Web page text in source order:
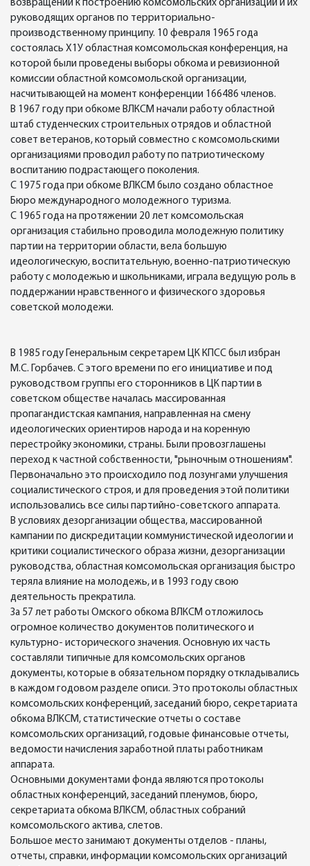
возвращении к построению комсомольских организаций и их
руководящих органов по территориально-
производственному принципу. 10 февраля 1965 года
состоялась Х1У областная комсомольская конференция, на
которой были проведены выборы обкома и ревизионной
комиссии областной комсомольской организации,
насчитывающей на момент конференции 166486 членов.
В 1967 году при обкоме ВЛКСМ начали работу областной
штаб студенческих строительных отрядов и областной
совет ветеранов, который совместно с комсомольскими
организациями проводил работу по патриотическому
воспитанию подрастающего поколения.
С 1975 года при обкоме ВЛКСМ было создано областное
Бюро международного молодежного туризма.
С 1965 года на протяжении 20 лет комсомольская
организация стабильно проводила молодежную политику
партии на территории области, вела большую
идеологическую, воспитательную, военно-патриотическую
работу с молодежью и школьниками, играла ведущую роль в
поддержании нравственного и физического здоровья
советской молодежи.
В 1985 году Генеральным секретарем ЦК КПСС был избран
М.С. Горбачев. С этого времени по его инициативе и под
руководством группы его сторонников в ЦК партии в
советском обществе началась массированная
пропагандистская кампания, направленная на смену
идеологических ориентиров народа и на коренную
перестройку экономики, страны. Были провозглашены
переход к частной собственности, "рыночным отношениям".
Первоначально это происходило под лозунгами улучшения
социалистического строя, и для проведения этой политики
использовались все силы партийно-советского аппарата.
В условиях дезорганизации общества, массированной
кампании по дискредитации коммунистической идеологии и
критики социалистического образа жизни, дезорганизации
руководства, областная комсомольская организация быстро
теряла влияние на молодежь, и в 1993 году свою
деятельность прекратила.
За 57 лет работы Омского обкома ВЛКСМ отложилось
огромное количество документов политического и
культурно- исторического значения. Основную их часть
составляли типичные для комсомольских органов
документы, которые в обязательном порядку откладывались
в каждом годовом разделе описи. Это протоколы областных
комсомольских конференций, заседаний бюро, секретариата
обкома ВЛКСМ, статистические отчеты о составе
комсомольских организаций, годовые финансовые отчеты,
ведомости начисления заработной платы работникам
аппарата.
Основными документами фонда являются протоколы
областных конференций, заседаний пленумов, бюро,
секретариата обкома ВЛКСМ, областных собраний
комсомольского актива, слетов.
Большое место занимают документы отделов - планы,
отчеты, справки, информации комсомольских организаций